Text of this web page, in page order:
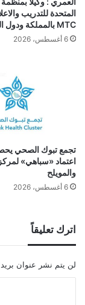
MTC بالمملكة ودول الخليج العربي
6 أغسطس، 2026
تجمع تبوك الصحي
اعتماد «سباهي»
والمويلح
6 أغسطس، 2026
اترك تعليقاً
لن يتم نشر عنوان